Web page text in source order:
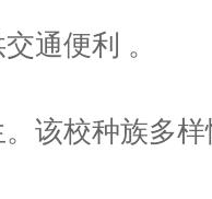
通便利 。
该校种族多样